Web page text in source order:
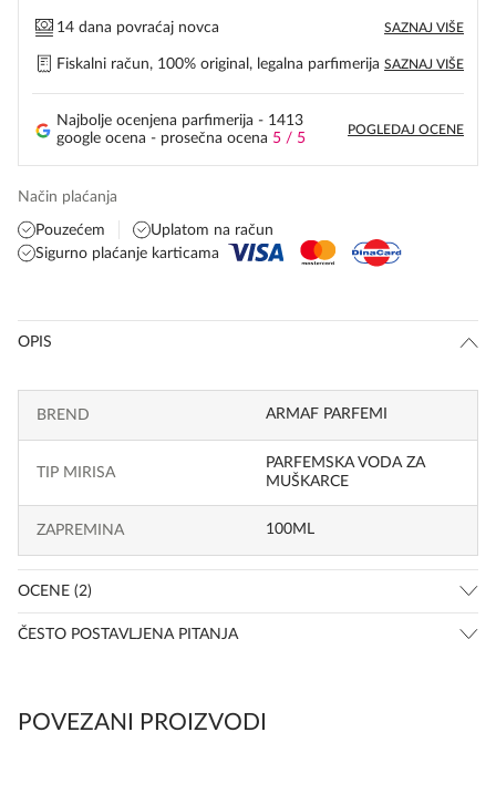
14 dana povraćaj novca SAZNAJ VIŠE
Fiskalni račun, 100% original, legalna parfimerija SAZNAJ VIŠE
Najbolje ocenjena parfimerija - 1413
google ocena - prosečna ocena 5 / 5
POGLEDAJ OCENE
Način plaćanja
Pouzećem
Uplatom na račun
Sigurno plaćanje karticama
OPIS
BREND ARMAF PARFEMI
TIP MIRISA
PARFEMSKA VODA ZA
MUŠKARCE
ZAPREMINA 100ML
OCENE (2)
ČESTO POSTAVLJENA PITANJA
POVEZANI PROIZVODI